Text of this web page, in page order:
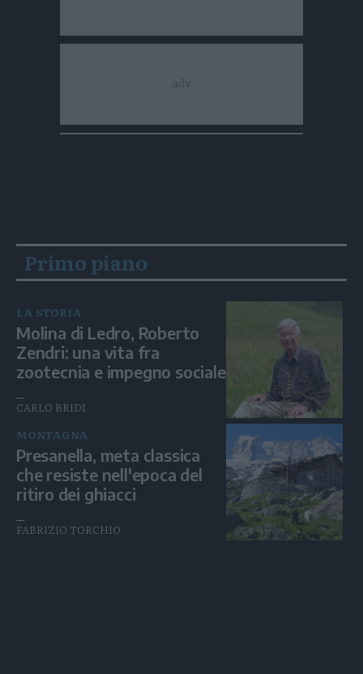
Primo piano
LA STORIA
Molina di Ledro, Roberto
Zendri: una vita fra
zootecnia e impegno sociale
CARLO BRIDI
MONTAGNA
Presanella, meta classica
che resiste nell'epoca del
ritiro dei ghiacci
FABRIZIO TORCHIO